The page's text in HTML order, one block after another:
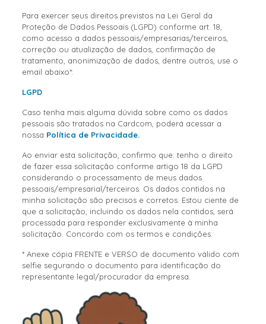
Para exercer seus direitos previstos na Lei Geral da
Proteção de Dados Pessoais (LGPD) conforme art. 18,
como acesso a dados pessoais/empresarias/terceiros,
correção ou atualização de dados, confirmação de
tratamento, anonimização de dados, dentre outros, use o
email abaixo*:
LGPD
Caso tenha mais alguma dúvida sobre como os dados
pessoais são tratados na Cardcom, poderá acessar a
nossa Política de Privacidade.
Ao enviar esta solicitação, confirmo que: tenho o direito
de fazer essa solicitação conforme artigo 18 da LGPD
considerando o processamento de meus dados
pessoais/empresarial/terceiros. Os dados contidos na
minha solicitação são precisos e corretos. Estou ciente de
que a solicitação, incluindo os dados nela contidos, será
processada para responder exclusivamente à minha
solicitação. Concordo com os termos e condições.
* Anexe cópia FRENTE e VERSO de documento válido com
selfie segurando o documento para identificação do
representante legal/procurador da empresa.